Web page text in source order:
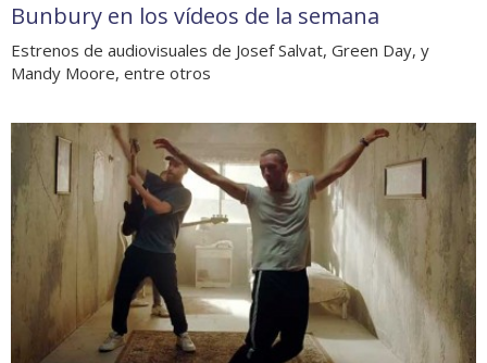
Bunbury en los vídeos de la semana
Estrenos de audiovisuales de Josef Salvat, Green Day, y
Mandy Moore, entre otros